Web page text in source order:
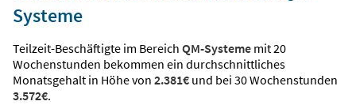
Systeme
Teilzeit-Beschäftigte im Bereich QM-Systeme mit 20
Wochenstunden bekommen ein durchschnittliches
Monatsgehalt in Höhe von 2.381€ und bei 30 Wochenstunden
3.572€.